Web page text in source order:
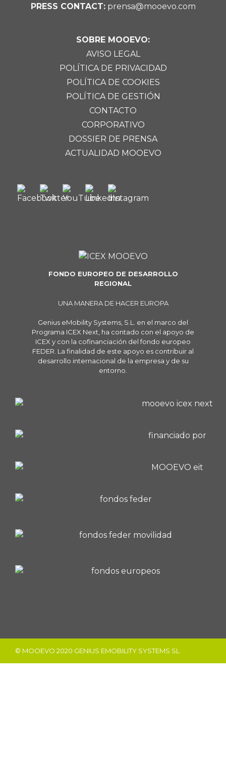
PRESS CONTACT:prensa@mooevo.com
SOBRE MOOEVO:
AVISO LEGAL
POLÍTICA DE PRIVACIDAD
POLÍTICA DE COOKIES
POLÍTICA DE GESTIÓN
CONTACTO
CORPORATIVO
DOSSIER DE PRENSA
ACTUALIDAD MOOEVO
FONDO EUROPEO DE DESARROLLO
REGIONAL
UNA MANERA DE HACER EUROPA
Genius eMobility Systems, S.L. en el marco del
Programa ICEX Next, ha contado con el apoyo de
ICEX y con la cofinanciación del fondo europeo
FEDER. La finalidad de este apoyo es contribuir al
desarrollo internacional de la empresa y de su
entorno.
© MOOEVO 2020 GENIUS EMOBILITY SYSTEMS SL